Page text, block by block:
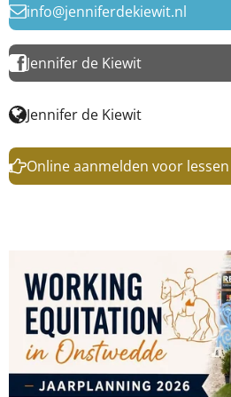
info@jenniferdekiewit.nl
Jennifer de Kiewit
Jennifer de Kiewit
Online aanmelden voor lessen